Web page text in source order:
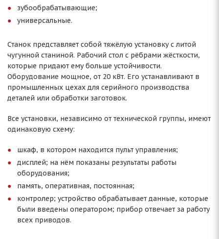
зубообрабатывающие;
универсальные.
Станок представляет собой тяжёлую установку с литой
чугунной станиной. Рабочий стол с рёбрами жёсткости,
которые придают ему больше устойчивости.
Оборудование мощное, от 20 кВт. Его устанавливают в
промышленных цехах для серийного производства
деталей или обработки заготовок.
Все установки, независимо от технической группы, имеют
одинаковую схему:
шкаф, в котором находится пульт управления;
дисплей; на нём показаны результаты работы
оборудования;
память, оперативная, постоянная;
контролер; устройство обрабатывает данные, которые
были введены оператором; прибор отвечает за работу
всех приводов.